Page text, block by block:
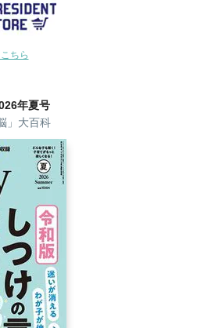
ちら
年夏号
」大百科